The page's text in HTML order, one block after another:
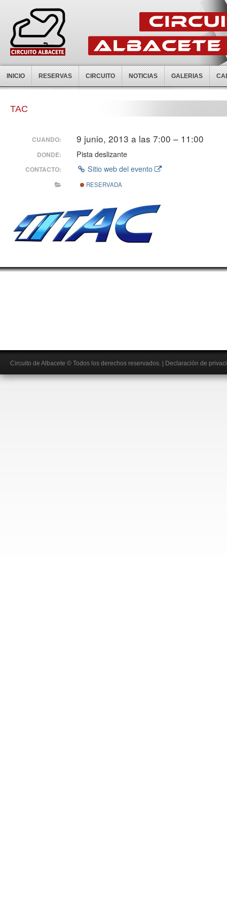
INICIO RESERVAS CIRCUITO NOTICIAS GALERIAS
TAC
CUANDO: 9 junio, 2013 a las 7:00 – 11:00
DONDE: Pista deslizante
CONTACTO: Sitio web del evento
RESERVADA
Circuito de Albacete © Todos los derechos reservados. Declaración de